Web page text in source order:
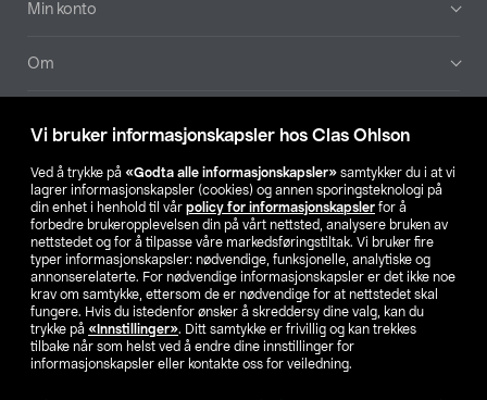
Vi bruker informasjonskapsler hos Clas Ohlson
Ved å trykke på «Godta alle informasjonskapsler» samtykker du i at vi
lagrer informasjonskapsler (cookies) og annen sporingsteknologi på
din enhet i henhold til vår policy for informasjonskapsler for å
forbedre brukeropplevelsen din på vårt nettsted, analysere bruken av
nettstedet og for å tilpasse våre markedsføringstiltak. Vi bruker fire
typer informasjonskapsler: nødvendige, funksjonelle, analytiske og
annonserelaterte. For nødvendige informasjonskapsler er det ikke noe
krav om samtykke, ettersom de er nødvendige for at nettstedet skal
fungere. Hvis du istedenfor ønsker å skreddersy dine valg, kan du
trykke på «Innstillinger». Ditt samtykke er frivillig og kan trekkes
tilbake når som helst ved å endre dine innstillinger for
informasjonskapsler eller kontakte oss for veiledning.
Min konto
Om
Våre selskaper
Finn din butikk
SE NO FI